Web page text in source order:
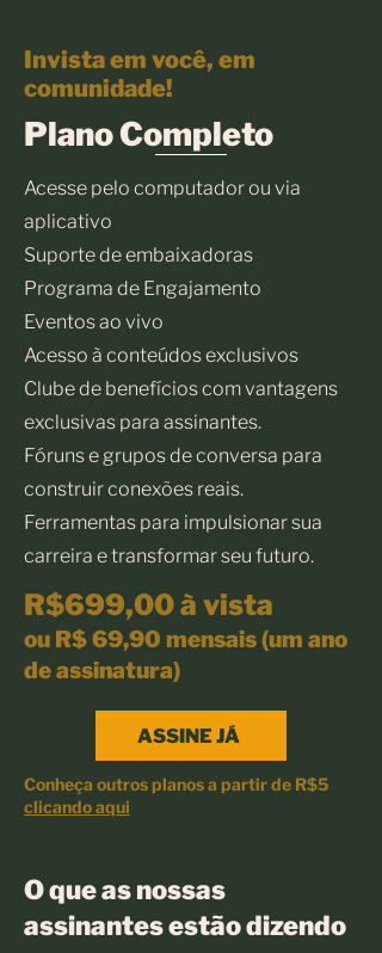
Invista em você, em
comunidade!
Plano Completo
Acesse pelo computador ou via
aplicativo
Suporte de embaixadoras
Programa de Engajamento
Eventos ao vivo
Acesso à conteúdos exclusivos
Clube de benefícios com vantagens
exclusivas para assinantes.
Fóruns e grupos de conversa para
construir conexões reais.
Ferramentas para impulsionar sua
carreira e transformar seu futuro.
R$699,00 à vista
ou R$ 69,90 mensais (um ano
de assinatura)
ASSINE JÁ
Conheça outros planos a partir de R$5
clicando aqui
O que as nossas
assinantes estão dizendo